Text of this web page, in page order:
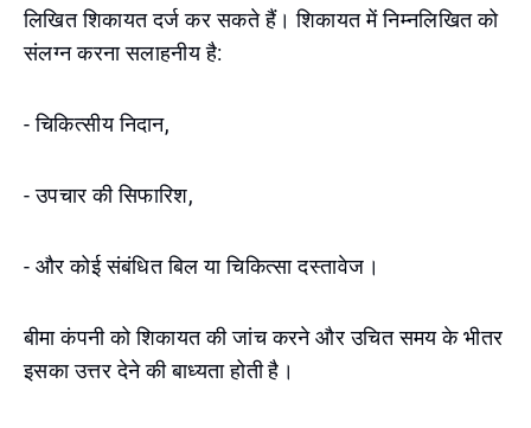
लिखित शिकायत दर्ज कर सकते हैं। शिकायत में निम्नलिखित को
संलग्न करना सलाहनीय है:
- चिकित्सीय निदान,
- उपचार की सिफारिश,
- और कोई संबंधित बिल या चिकित्सा दस्तावेज।
बीमा कंपनी को शिकायत की जांच करने और उचित समय के भीतर
इसका उत्तर देने की बाध्यता होती है।